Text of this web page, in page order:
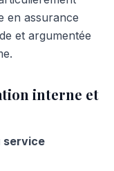
en assurance
et argumentée
interne et
service